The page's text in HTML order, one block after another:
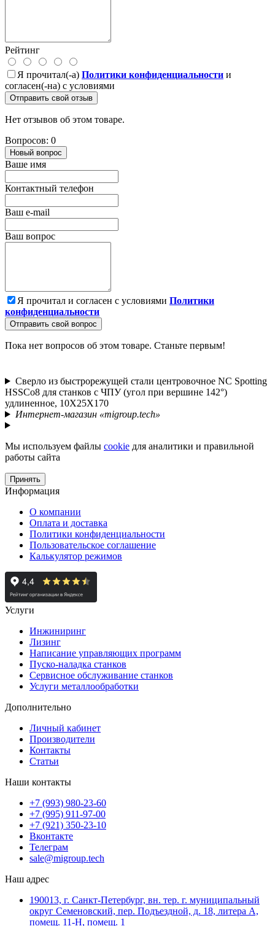
Рейтинг
Я прочитал(-а) Политики конфиденциальности и
согласен(-на) с условиями
Отправить свой отзыв
Нет отзывов об этом товаре.
Вопросов: 0
Новый вопрос
Ваше имя
Контактный телефон
Ваш e-mail
Ваш вопрос
Я прочитал и согласен с условиями Политики
конфиденциальности
Отправить свой вопрос
Пока нет вопросов об этом товаре. Станьте первым!
Сверло из быстрорежущей стали центровочное NC Spotting
HSSCo8 для станков с ЧПУ (угол при вершине 142°)
удлиненное, 10X25X170
Интернет-магазин «migroup.tech»
Мы используем файлы cookie для аналитики и правильной
работы сайта
Принять
Информация
О компании
Оплата и доставка
Политики конфиденциальности
Пользовательское соглашение
Калькулятор режимов
Услуги
Инжиниринг
Лизинг
Написание управляющих программ
Пуско-наладка станков
Сервисное обслуживание станков
Услуги металлообработки
Дополнительно
Личный кабинет
Производители
Контакты
Статьи
Наши контакты
+7 (993) 980-23-60
+7 (995) 911-97-00
+7 (921) 350-23-10
Вконтакте
Телеграм
sale@migroup.tech
Наш адрес
190013, г. Санкт-Петербург, вн. тер. г. муниципальный
округ Семеновский, пер. Подъездной, д. 18, литера А,
помещ. 11-Н, помещ. 1